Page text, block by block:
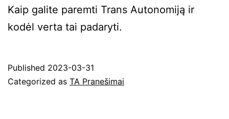
Kaip galite paremti Trans Autonomiją ir
kodėl verta tai padaryti.
Published 2023-03-31
Categorized as TA Pranešimai